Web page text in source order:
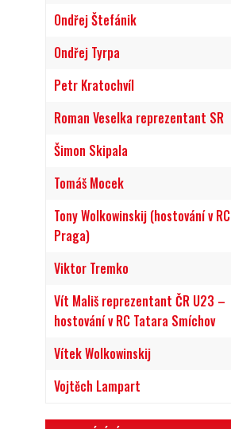
Ondřej Štefánik
Ondřej Tyrpa
Petr Kratochvíl
Roman Veselka reprezentant SR
Šimon Skipala
Tomáš Mocek
Tony Wolkowinskij (hostování v RC
Praga)
Viktor Tremko
Vít Mališ reprezentant ČR U23 –
hostování v RC Tatara Smíchov
Vítek Wolkowinskij
Vojtěch Lampart